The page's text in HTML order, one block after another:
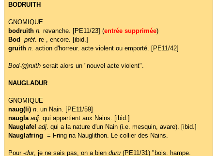
BODRUITH
GNOMIQUE
bodruith n. revanche. [PE11/23] (entrée supprimée)
Bod- préf. re-, encore. [ibid.]
gruith n. action d'horreur. acte violent ou emporté. [PE11/42]
Bod-(g)ruith serait alors un "nouvel acte violent".
NAUGLADUR
GNOMIQUE
naug(li) n. un Nain. [PE11/59]
naugla adj. qui appartient aux Nains. [ibid.]
Nauglafel adj. qui a la nature d'un Nain (i.e. mesquin, avare). [ibid.]
Nauglafring = Fring na Nauglithon. Le collier des Nains.
Pour -dur, je ne sais pas, on a bien duru (PE11/31) "bois. hampe.